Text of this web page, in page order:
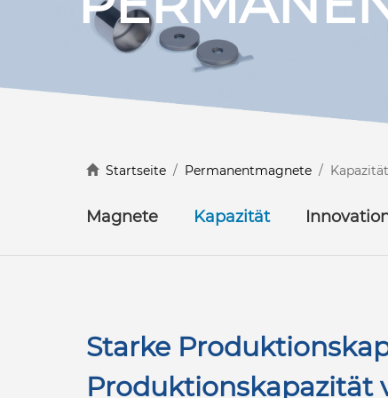
Mehr entdecken
Mehr entdecken
Startseite / Permanentmagnete / Kapazität
Magnete Kapazität
Starke
Produktionskapazität